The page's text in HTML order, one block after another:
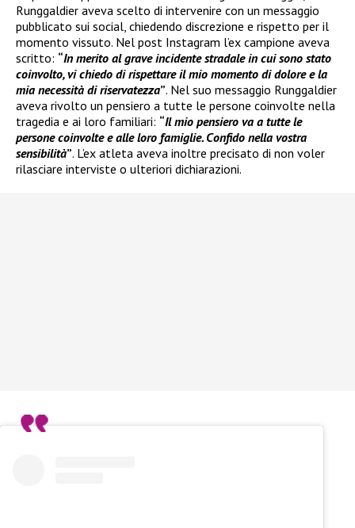
Runggaldier aveva scelto di intervenire con un messaggio
pubblicato sui social, chiedendo discrezione e rispetto per il
momento vissuto. Nel post Instagram l’ex campione aveva
scritto: “In merito al grave incidente stradale in cui sono stato
coinvolto, vi chiedo di rispettare il mio momento di dolore e la
mia necessità di riservatezza”. Nel suo messaggio Runggaldier
aveva rivolto un pensiero a tutte le persone coinvolte nella
tragedia e ai loro familiari: “Il mio pensiero va a tutte le
persone coinvolte e alle loro famiglie. Confido nella vostra
sensibilità”. L’ex atleta aveva inoltre precisato di non voler
rilasciare interviste o ulteriori dichiarazioni.